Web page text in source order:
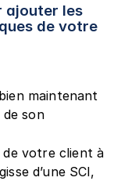
ajouter les
de votre
maintenant
son
votre client à
d’une SCI,